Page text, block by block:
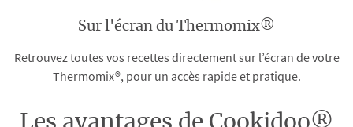
Sur l'écran du Thermomix®
Retrouvez toutes vos recettes directement sur l’écran de votre
Thermomix®, pour un accès rapide et pratique.